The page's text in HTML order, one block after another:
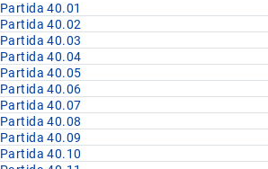
Partida 40.01
Partida 40.02
Partida 40.03
Partida 40.04
Partida 40.05
Partida 40.06
Partida 40.07
Partida 40.08
Partida 40.09
Partida 40.10